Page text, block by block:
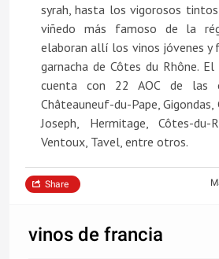
syrah, hasta los vigorosos
viñedo más famoso de la
elaboran allí los vinos jóvenes y
garnacha de Côtes du Rhône.
cuenta con 22 AOC de las
Châteauneuf-du-Pape,
Joseph, Hermitage, Côtes-du-
Ventoux, Tavel, entre
Share
vinos de francia